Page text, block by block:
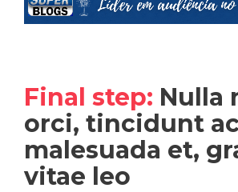
Final step: Nulla
orci, tincidunt ac
malesuada et,
vitae leo